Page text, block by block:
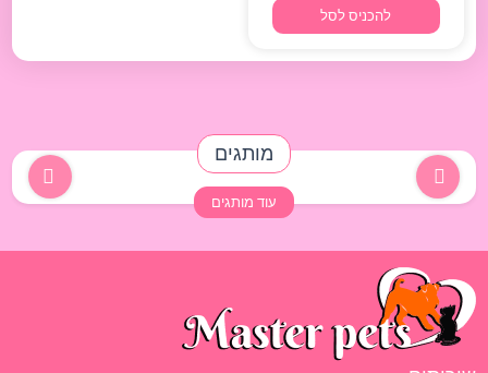
להכניס לסל
מותגים
עוד מותגים